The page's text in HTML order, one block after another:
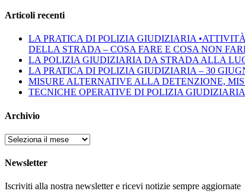
Articoli recenti
LA PRATICA DI POLIZIA GIUDIZIARIA
DELLA STRADA – COSA FARE E COSA NON
LA POLIZIA GIUDIZIARIA DA STRADA ALLA
LA PRATICA DI POLIZIA GIUDIZIARIA – 30
MISURE ALTERNATIVE ALLA DETENZIONE,
TECNICHE OPERATIVE DI POLIZIA
Archivio
Archivio
Newsletter
Iscriviti alla nostra newsletter e ricevi notizie sempre aggiornate